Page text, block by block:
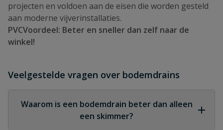
projecten en voldoen aan de eisen die worden gesteld
aan moderne vijverinstallaties.
PVCVoordeel: Beter en sneller dan zelf naar de
winkel!
Veelgestelde vragen over bodemdrains
Waarom is een bodemdrain beter dan alleen
een skimmer?